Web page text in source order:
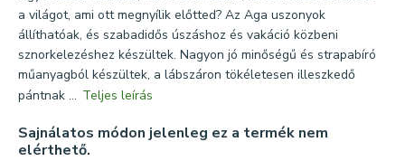
a világot, ami ott megnyílik előtted? Az Aga uszonyok
állíthatóak, és szabadidős úszáshoz és vakáció közbeni
sznorkelezéshez készültek. Nagyon jó minőségű és strapabíró
műanyagból készültek, a lábszáron tökéletesen illeszkedő
pántnak ... Teljes leírás
Sajnálatos módon jelenleg ez a termék nem
elérthető.